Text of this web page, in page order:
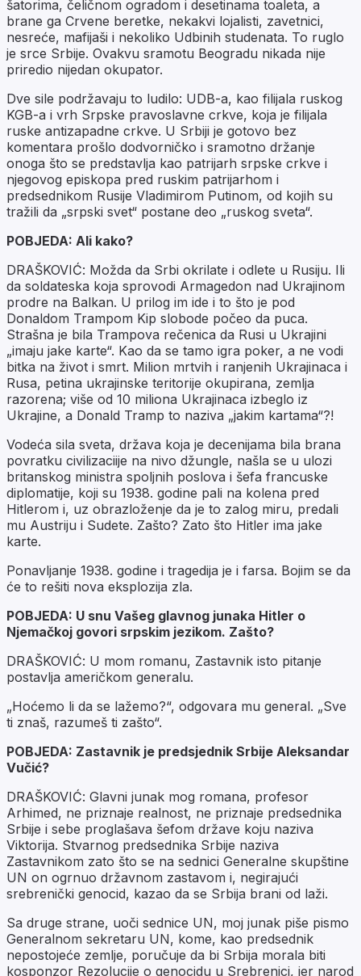
šatorima, čeličnom ogradom i desetinama toaleta, a
brane ga Crvene beretke, nekakvi lojalisti, zavetnici,
nesreće, mafijaši i nekoliko Udbinih studenata. To ruglo
je srce Srbije. Ovakvu sramotu Beogradu nikada nije
priredio nijedan okupator.
Dve sile podržavaju to ludilo: UDB-a, kao filijala ruskog
KGB-a i vrh Srpske pravoslavne crkve, koja je filijala
ruske antizapadne crkve. U Srbiji je gotovo bez
komentara prošlo dodvorničko i sramotno držanje
onoga što se predstavlja kao patrijarh srpske crkve i
njegovog episkopa pred ruskim patrijarhom i
predsednikom Rusije Vladimirom Putinom, od kojih su
tražili da „srpski svet“ postane deo „ruskog sveta“.
POBJEDA: Ali kako?
DRAŠKOVIĆ: Možda da Srbi okrilate i odlete u Rusiju. Ili
da soldateska koja sprovodi Armagedon nad Ukrajinom
prodre na Balkan. U prilog im ide i to što je pod
Donaldom Trampom Kip slobode počeo da puca.
Strašna je bila Trampova rečenica da Rusi u Ukrajini
„imaju jake karte“. Kao da se tamo igra poker, a ne vodi
bitka na život i smrt. Milion mrtvih i ranjenih Ukrajinaca i
Rusa, petina ukrajinske teritorije okupirana, zemlja
razorena; više od 10 miliona Ukrajinaca izbeglo iz
Ukrajine, a Donald Tramp to naziva „jakim kartama“?!
Vodeća sila sveta, država koja je decenijama bila brana
povratku civilizaciije na nivo džungle, našla se u ulozi
britanskog ministra spoljnih poslova i šefa francuske
diplomatije, koji su 1938. godine pali na kolena pred
Hitlerom i, uz obrazloženje da je to zalog miru, predali
mu Austriju i Sudete. Zašto? Zato što Hitler ima jake
karte.
Ponavljanje 1938. godine i tragedija je i farsa. Bojim se da
će to rešiti nova eksplozija zla.
POBJEDA: U snu Vašeg glavnog junaka Hitler o
Njemačkoj govori srpskim jezikom. Zašto?
DRAŠKOVIĆ: U mom romanu, Zastavnik isto pitanje
postavlja američkom generalu.
„Hoćemo li da se lažemo?“, odgovara mu general. „Sve
ti znaš, razumeš ti zašto“.
POBJEDA: Zastavnik je predsjednik Srbije Aleksandar
Vučić?
DRAŠKOVIĆ: Glavni junak mog romana, profesor
Arhimed, ne priznaje realnost, ne priznaje predsednika
Srbije i sebe proglašava šefom države koju naziva
Viktorija. Stvarnog predsednika Srbije naziva
Zastavnikom zato što se na sednici Generalne skupštine
UN on ogrnuo državnom zastavom i, negirajući
srebrenički genocid, kazao da se Srbija brani od laži.
Sa druge strane, uoči sednice UN, moj junak piše pismo
Generalnom sekretaru UN, kome, kao predsednik
nepostojeće zemlje, poručuje da bi Srbija morala biti
kosponzor Rezolucije o genocidu u Srebrenici, jer narod